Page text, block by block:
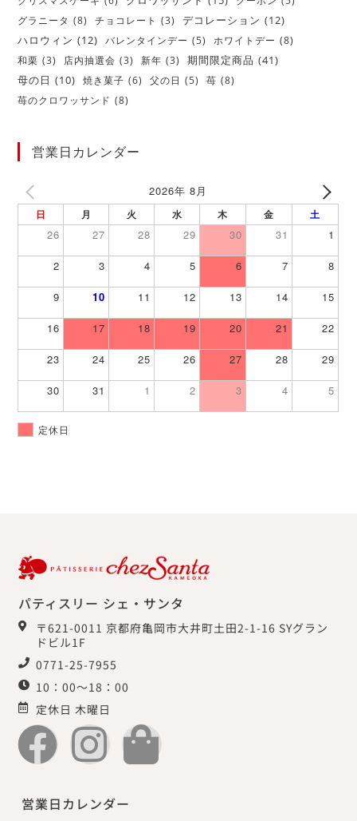
グラニータ (8) チョコレート (3) デコレーション (12)
ハロウィン (12) バレンタインデー (5) ホワイトデー (8)
和栗 (3) 店内抽選会 (3) 新年 (3) 期間限定商品 (41)
母の日 (10) 焼き菓子 (6) 父の日 (5) 苺 (8)
苺のクロワッサンド (8)
営業日カレンダー
2026年 8月
日 月 火 水 木 金 土
26 27 28 29 30 31 1
2 3 4 5 6 7 8
9 10 11 12 13 14 15
16 17 18 19 20 21 22
23 24 25 26 27 28 29
30 31 1 2 3 4 5
定休日
パティスリー シェ・サンタ
〒621-0011 京都府亀岡市大井町土田2-1-16 SYグラン
ドビル1F
0771-25-7955
10：00～18：00
定休日 木曜日
営業日カレンダー